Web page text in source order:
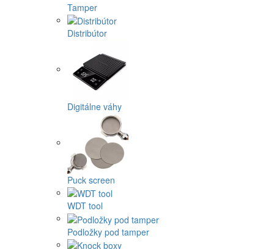
Tamper
Distribútor
Digitálne váhy
Puck screen
WDT tool
Podložky pod tamper